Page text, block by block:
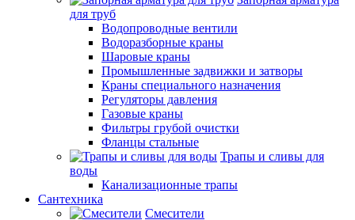
для труб
Водопроводные вентили
Водоразборные краны
Шаровые краны
Промышленные задвижки и затворы
Краны специального назначения
Регуляторы давления
Газовые краны
Фильтры грубой очистки
Фланцы стальные
Трапы и сливы для
воды
Канализационные трапы
Сантехника
Смесители